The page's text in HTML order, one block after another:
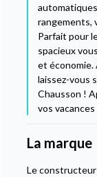
rangements,
Parfait pour
spacieux
et économie.
laissez-vous
Chausson !
vos
La marque
Le